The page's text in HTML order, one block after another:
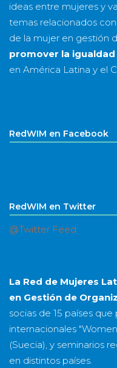
ideas entre mujeres y
temas relacionados
de la mujer en gestión
promover la
en América Latina y el
RedWIM en Facebook
RedWIM en Twitter
@Twitter Feed
La Red de Mujeres
en Gestión de
socias de 15 países que
internacionales
(Suecia), y seminarios
en distintos países.